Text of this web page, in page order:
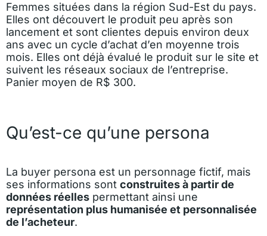
Femmes situées dans la région Sud-Est du pays.
Elles ont découvert le produit peu après son
lancement et sont clientes depuis environ deux
ans avec un cycle d’achat d’en moyenne trois
mois. Elles ont déjà évalué le produit sur le site et
suivent les réseaux sociaux de l’entreprise.
Panier moyen de R$ 300.
Qu’est-ce qu’une persona
La buyer persona est un personnage fictif, mais
ses informations sont construites à partir de
données réelles permettant ainsi une
représentation plus humanisée et personnalisée
de l’acheteur.